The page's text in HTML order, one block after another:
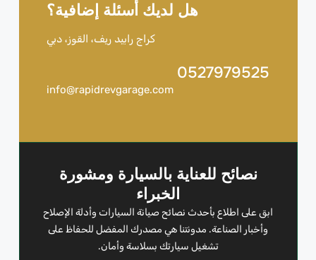
هل لديك أسئلة إضافية؟
كراج رابيد ريف، القوز، دبي
0527979525
info@rapidrevgarage.com
نصائح للعناية بالسيارة ومشورة
الخبراء
ابق على اطلاع بأحدث نصائح صيانة السيارات وأدلة الإصلاح
وأخبار الصناعة. مدونتنا هي مصدرك المفضل للحفاظ على
تشغيل سيارتك بسلاسة وأمان.